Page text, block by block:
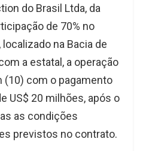
do Brasil Ltda, da
de 70% no
na Bacia de
a estatal, a operação
com o pagamento
US$ 20 milhões, após o
as condições
previstos no contrato.